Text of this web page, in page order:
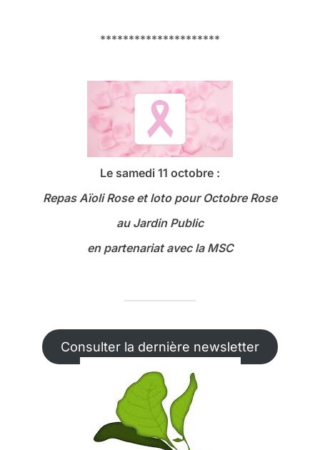
*********************
Le samedi 11 octobre :
Repas Aïoli Rose et loto pour Octobre Rose
au Jardin Public
en partenariat avec la MSC
Consulter la dernière newsletter